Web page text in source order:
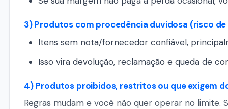
3) Produtos com procedência duvidosa (risco
Itens sem nota/fornecedor confiável,
Isso vira devolução, reclamação e queda de
4) Produtos proibidos, restritos ou que exigem
Regras mudam e você não quer operar no limite.